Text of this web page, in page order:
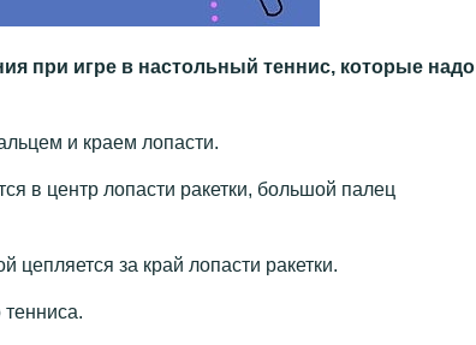
при игре в настольный теннис, которые надо
и краем лопасти.
в центр лопасти ракетки, большой палец
цепляется за край лопасти ракетки.